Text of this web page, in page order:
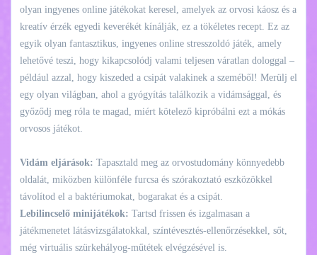
olyan ingyenes online játékokat keresel, amelyek az orvosi káosz és a
kreatív érzék egyedi keverékét kínálják, ez a tökéletes recept. Ez az
egyik olyan fantasztikus, ingyenes online stresszoldó játék, amely
lehetővé teszi, hogy kikapcsolódj valami teljesen váratlan dologgal –
például azzal, hogy kiszeded a csipát valakinek a szeméből! Merülj el
egy olyan világban, ahol a gyógyítás találkozik a vidámsággal, és
győződj meg róla te magad, miért kötelező kipróbálni ezt a mókás
orvosos játékot.
Vidám eljárások: Tapasztald meg az orvostudomány könnyedebb
oldalát, miközben különféle furcsa és szórakoztató eszközökkel
távolítod el a baktériumokat, bogarakat és a csipát.
Lebilincselő minijátékok: Tartsd frissen és izgalmasan a
játékmenetet látásvizsgálatokkal, színtévesztés-ellenőrzésekkel, sőt,
még virtuális szürkehályog-műtétek elvégzésével is.